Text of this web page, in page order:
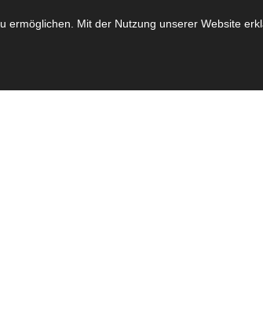
Bataillon Schießsport
Mit der Nutzung unserer Website